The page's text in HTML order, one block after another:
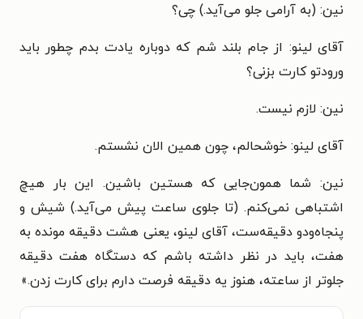
نین: (به آرامی جلو می‌آید.) چی؟
آقای لینو: از جام بلند شم که دوباره یادت بدم چطور باید
ورودتو کارت بزنی؟
نین: لازم نیست.
آقای لینو: خوشحالم، چون همین الان نشستم.
نین: شما همون‌جایی که هستین باشین. این بار هیچ
اشتباهی نمی‌کنم. (تا جلوی ساعت پیش می‌آید.) شیش و
پنجاه‌ودو دقیقه‌ست، آقای لینو، یعنی هشت دقیقه مونده به
هفت، باید در نظر داشته باشم که دستگاه هفت دقیقه
جلوتر از ساعته، هنوز یه دقیقه فرصت دارم برای کارت زدن.»